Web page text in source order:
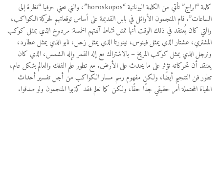
كلمة “ابراج” تأتي من الكلمة اليونانية “horoskopos”، والتي تعني حرفيا “نظرة إلى
الساعات”. قام المنجمون الأوائل في بابل القديمة على أساس توقعاتهم لحركة الكواكب،
والتي كان يُعتقد في ذلك الوقت أنها تمثل نشاط آلهتهم الخمسة: مردوخ الذي يمثل كوكب
المشتري، عشتار الذي يمثل فينوس، نينورتا الذي يمثل زحل، نابو الذي يمثل عطارد،
ونرجل الذي يمثل كوكب المريخ – بالاشتراك مع إله القمر وإله الشمس، الذي كان
يعتقد أن تحركاته تؤثر على ما يحدث على الأرض. مع تطور علم الفلك والعالم بشكل عام،
تطور فن التنجيم أيضًا، ولكن مفهوم رسم مسار الكواكب من أجل تفسير أحداث
الحياة المحتملة أمر حقيقي جدًا حقًا، ولكن كما نعلم فقد كذبوا المنجمون ولو صدقوا.